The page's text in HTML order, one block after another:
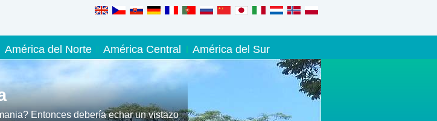
América del Norte América Central América del Sur
Entonces debería echar un vistazo